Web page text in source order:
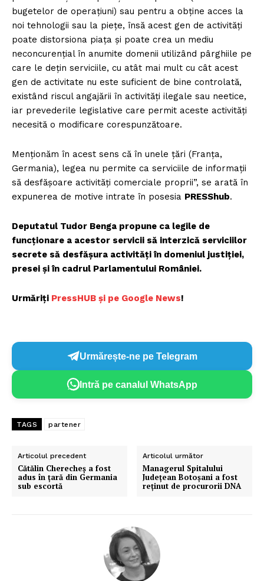
bugetelor de operațiuni) sau pentru a obține acces la
noi tehnologii sau la piețe, însă acest gen de activități
poate distorsiona piața și poate crea un mediu
neconcurențial în anumite domenii utilizând pârghiile pe
care le dețin serviciile, cu atât mai mult cu cât acest
gen de activitate nu este suficient de bine controlată,
existând riscul angajării în activități ilegale sau neetice,
iar prevederile legislative care permit aceste activități
necesită o modificare corespunzătoare.
Menționăm în acest sens că în unele țări (Franța,
Germania), legea nu permite ca serviciile de informații
să desfășoare activități comerciale proprii”, se arată în
expunerea de motive intrate în posesia PRESShub.
Deputatul Tudor Benga propune ca legile de
funcționare a acestor servicii să interzică serviciilor
secrete să desfășura activități în domeniul justiției,
presei și în cadrul Parlamentului României.
Urmăriți PressHUB și pe Google News!
Urmărește-ne pe Telegram
Intră pe canalul WhatsApp
TAGS partener
Articolul precedent
Cătălin Cherecheş a fost
adus în ţară din Germania
sub escortă
Articolul următor
Managerul Spitalului
Judeţean Botoșani a fost
reţinut de procurorii DNA